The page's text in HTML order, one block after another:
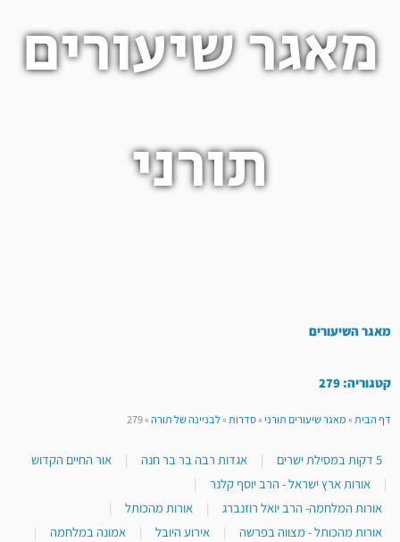
מאגר שיעורים
תורני
מאגר השיעורים
קטגוריה: 279
דף הבית»מאגר שיעורים תורני»סדרות»לבניינה של תורה»
279
5 דקות במסילת ישרים | אגדות רבה בר בר חנה |
אור החיים הקדוש
|
אורות ארץ ישראל - הרב יוסף קלנר
|
אורות המלחמה- הרב יואל רוזנברג
| אורות מהכותל
|
אורות מהכותל - מצווה בפרשה
| אירוע היובל | אמונה במלחמה
|